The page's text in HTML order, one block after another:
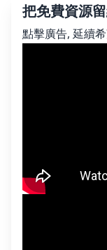
把免費資源
點擊廣告, 延續